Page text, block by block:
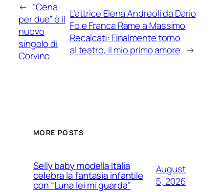
← “Cena
per due” è il
nuovo
singolo di
Corvino
L’attrice Elena Andreoli da Dario
Fo e Franca Rame a Massimo
Recalcati: Finalmente torno
al teatro, il mio primo amore →
MORE POSTS
Selly baby modella Italia
celebra la fantasia infantile
con “Luna lei mi guarda”
August
5, 2026